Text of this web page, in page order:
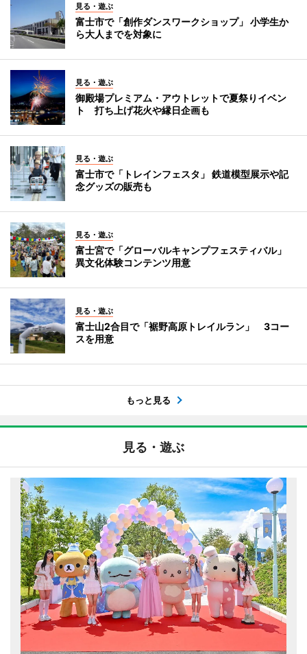
見る・遊ぶ
富士市で「創作ダンスワークショップ」 小学生か
ら大人までを対象に
見る・遊ぶ
御殿場プレミアム・アウトレットで夏祭りイベン
ト 打ち上げ花火や縁日企画も
見る・遊ぶ
富士市で「トレインフェスタ」 鉄道模型展示や記
念グッズの販売も
見る・遊ぶ
富士宮で「グローバルキャンプフェスティバル」
異文化体験コンテンツ用意
見る・遊ぶ
富士山2合目で「裾野高原トレイルラン」 3コー
スを用意
もっと見る
見る・遊ぶ